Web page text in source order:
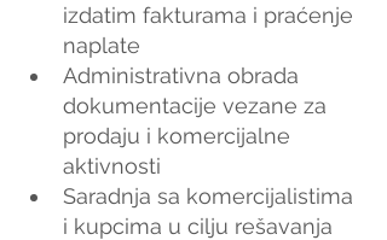
izdatim fakturama i praćenje
naplate
Administrativna obrada
dokumentacije vezane za
prodaju i komercijalne
aktivnosti
Saradnja sa komercijalistima
i kupcima u cilju rešavanja